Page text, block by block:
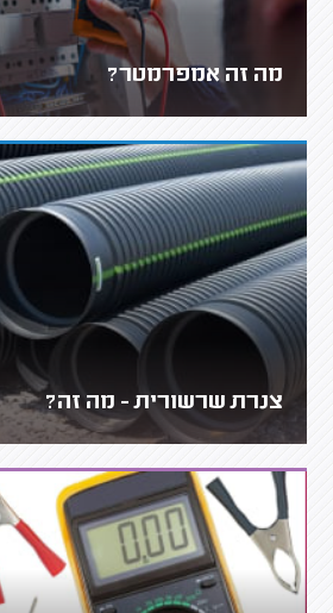
מה זה אמפרמטר?
צנרת שרשורית - מה זה?